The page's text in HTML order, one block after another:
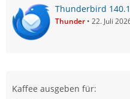
Thunderbird
Thunder 22. Juli
Kaffee ausgeben für: